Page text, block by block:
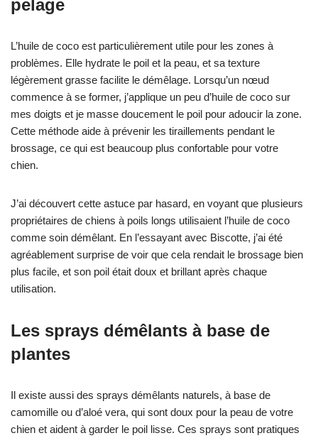
pelage
L’huile de coco est particulièrement utile pour les zones à
problèmes. Elle hydrate le poil et la peau, et sa texture
légèrement grasse facilite le démêlage. Lorsqu’un nœud
commence à se former, j’applique un peu d’huile de coco sur
mes doigts et je masse doucement le poil pour adoucir la zone.
Cette méthode aide à prévenir les tiraillements pendant le
brossage, ce qui est beaucoup plus confortable pour votre
chien.
J’ai découvert cette astuce par hasard, en voyant que plusieurs
propriétaires de chiens à poils longs utilisaient l’huile de coco
comme soin démêlant. En l’essayant avec Biscotte, j’ai été
agréablement surprise de voir que cela rendait le brossage bien
plus facile, et son poil était doux et brillant après chaque
utilisation.
Les sprays démêlants à base de
plantes
Il existe aussi des sprays démêlants naturels, à base de
camomille ou d’aloé vera, qui sont doux pour la peau de votre
chien et aident à garder le poil lisse. Ces sprays sont pratiques